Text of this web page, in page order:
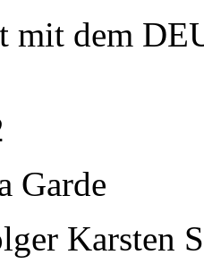
mit dem
Garde
Karsten